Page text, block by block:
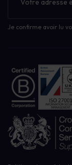
Je confirme avoir lu